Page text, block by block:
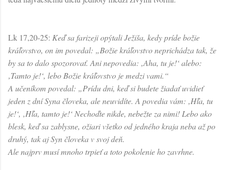
Lk 17,20-25: Keď sa farizeji opýtali Ježiša, kedy príde božie
kráľovstvo, on im povedal: „Božie kráľovstvo neprichádza tak, že
by sa to dalo spozorovať. Ani nepovedia: ‚Aha, tu je!‘ alebo:
‚Tamto je!‘, lebo Božie kráľovstvo je medzi vami.“
A učeníkom povedal: „Prídu dni, keď si budete žiadať uvidieť
jeden z dní Syna človeka, ale neuvidíte. A povedia vám: ‚Hľa, tu
je!‘, ‚Hľa, tamto je!‘ Nechoďte nikde, nebežte za nimi! Lebo ako
blesk, keď sa zablysne, ožiari všetko od jedného kraja neba až po
druhý, tak aj Syn človeka v svoj deň.
Ale najprv musí mnoho trpieť a toto pokolenie ho zavrhne.